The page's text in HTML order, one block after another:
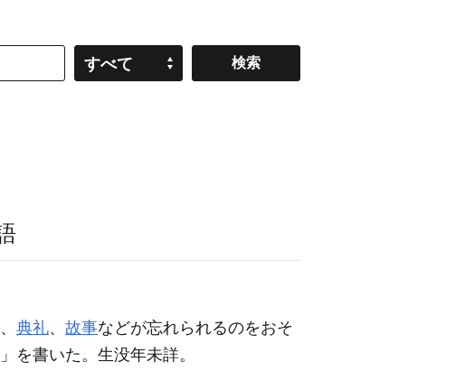
すべて
、 典礼、 故事などが忘れられるのをおそ
」を書いた。生没年未詳。